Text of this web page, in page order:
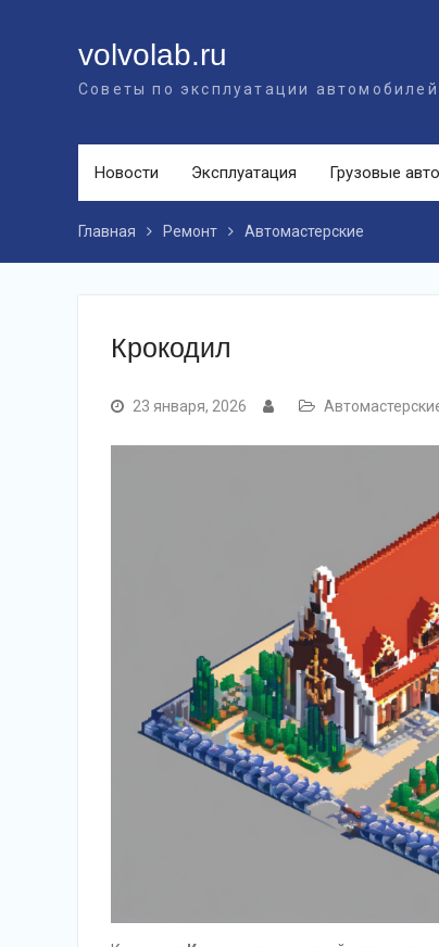
volvolab.ru
Советы по эксплуатации
Новости Эксплуатация Грузовые
Главная Ремонт Автомастерские
Крокодил
23 января, 2026